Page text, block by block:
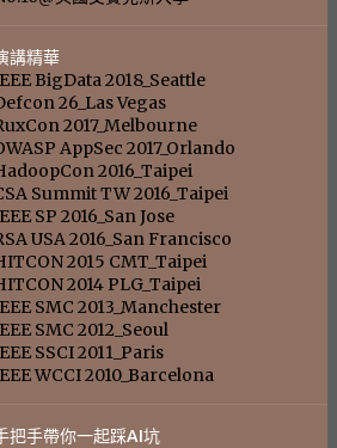
講精華
BigData 2018_Seattle
26_Las Vegas
2017_Melbourne
AppSec 2017_Orlando
2016_Taipei
Summit TW 2016_Taipei
SP 2016_San Jose
USA 2016_San Francisco
2015 CMT_Taipei
2014 PLG_Taipei
SMC 2013_Manchester
SMC 2012_Seoul
SSCI 2011_Paris
WCCI 2010_Barcelona
把手帶你一起踩AI坑